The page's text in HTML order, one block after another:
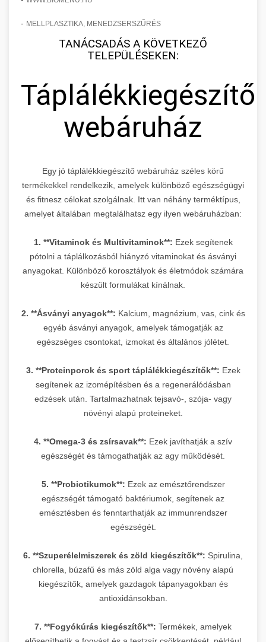
- MELLPLASZTIKA, MENEDZSERSZŰRÉS
TANÁCSADÁS A KÖVETKEZŐ
TELEPÜLÉSEKEN:
Táplálékkiegészítő
webáruház
Egy jó táplálékkiegészítő webáruház széles körű
termékekkel rendelkezik, amelyek különböző egészségügyi
és fitnesz célokat szolgálnak. Itt van néhány terméktípus,
amelyet általában megtalálhatsz egy ilyen webáruházban:
1. **Vitaminok és Multivitaminok**: Ezek segítenek
pótolni a táplálkozásból hiányzó vitaminokat és ásványi
anyagokat. Különböző korosztályok és életmódok számára
készült formulákat kínálnak.
2. **Ásványi anyagok**: Kalcium, magnézium, vas, cink és
egyéb ásványi anyagok, amelyek támogatják az
egészséges csontokat, izmokat és általános jólétet.
3. **Proteinporok és sport táplálékkiegészítők**: Ezek
segítenek az izomépítésben és a regenerálódásban
edzések után. Tartalmazhatnak tejsavó-, szója- vagy
növényi alapú proteineket.
4. **Omega-3 és zsírsavak**: Ezek javíthatják a szív
egészségét és támogathatják az agy működését.
5. **Probiotikumok**: Ezek az emésztőrendszer
egészségét támogató baktériumok, segítenek az
emésztésben és fenntarthatják az immunrendszer
egészségét.
6. **Szuperélelmiszerek és zöld kiegészítők**: Spirulina,
chlorella, búzafű és más zöld alga vagy növény alapú
kiegészítők, amelyek gazdagok tápanyagokban és
antioxidánsokban.
7. **Fogyókúrás kiegészítők**: Termékek, amelyek